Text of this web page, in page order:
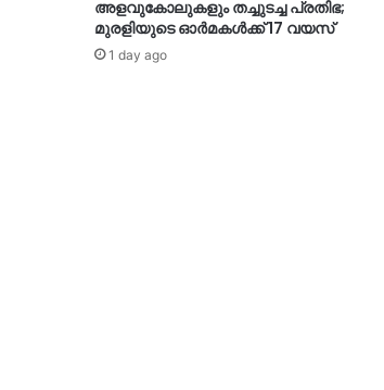
അളവുകോലുകളും തച്ചുടച്ച പ്രതിഭ;
മുരളിയുടെ ഓര്‍മകള്‍ക്ക് 17 വയസ്
1 day ago